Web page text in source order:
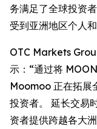
务满足了全球投资
受到亚洲地区个人
OTC Markets
示：“通过将
Moomoo 正在拓展
投资者。 延长交易
资者提供跨越各大